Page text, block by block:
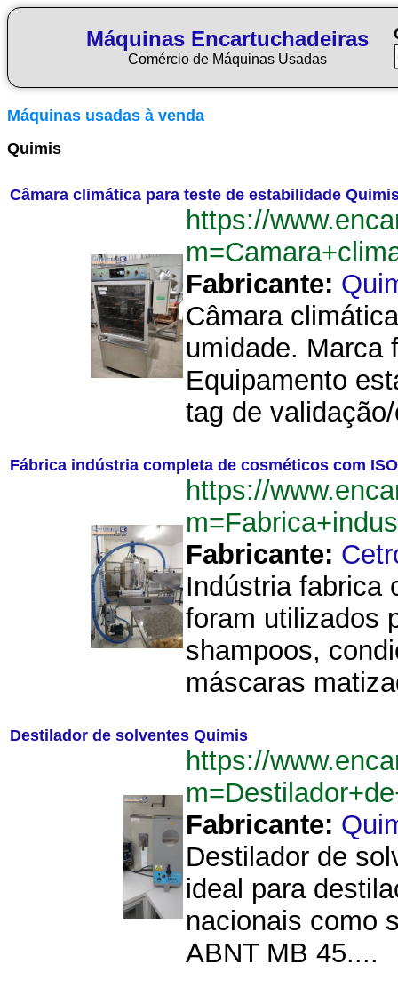
Máquinas Encartuchadeiras
Comércio de Máquinas Usadas
Máquinas usadas à venda
Quimis
Câmara climática para teste de estabilidade
https://
Fabricante:
Câmara
umidade. Marca
Equipamento
tag de
Fábrica indústria completa de cosméticos com ISO
https://
Fabricante:
Indústria fabrica
foram utilizados
shampoos,
máscaras
Destilador de solventes Quimis
https://
Fabricante:
Destilador de
ideal para
nacionais como
ABNT MB 45....